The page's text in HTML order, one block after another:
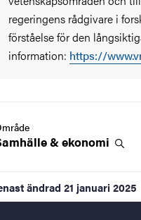
regeringens rådgivare i
förståelse för den
information: https://
&ekonomi
ändrad 21 januari 2025